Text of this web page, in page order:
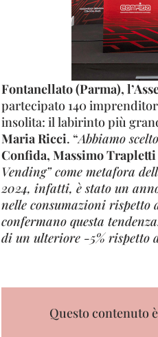
Fontanellato (Parma),
partecipato 140
insolita: il labirinto più
Maria Ricci. “Abbiamo
Confida, Massimo Trapletti
Vending” come metafora
2024, infatti, è stato un
nelle consumazioni rispetto
confermano questa
di un ulteriore -5% rispetto
Questo contenuto